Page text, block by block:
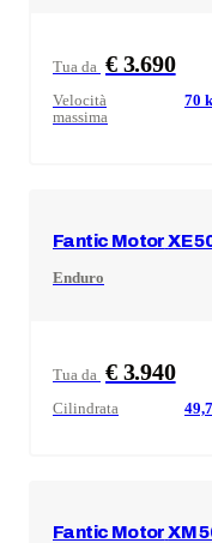
Tua da € 3.690
Velocità
massima
70
Fantic MotorXE
Enduro
Tua da € 3.940
Cilindrata 49,7
Fantic MotorXM